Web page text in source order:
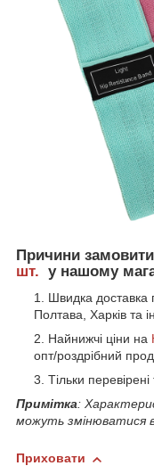
Причини замовити
шт. у нашому
Швидка доставка
Полтава, Харків та
Найнижчі ціни на
опт/роздрібний
Тільки
Примітка:
можуть змінюватися
Приховати